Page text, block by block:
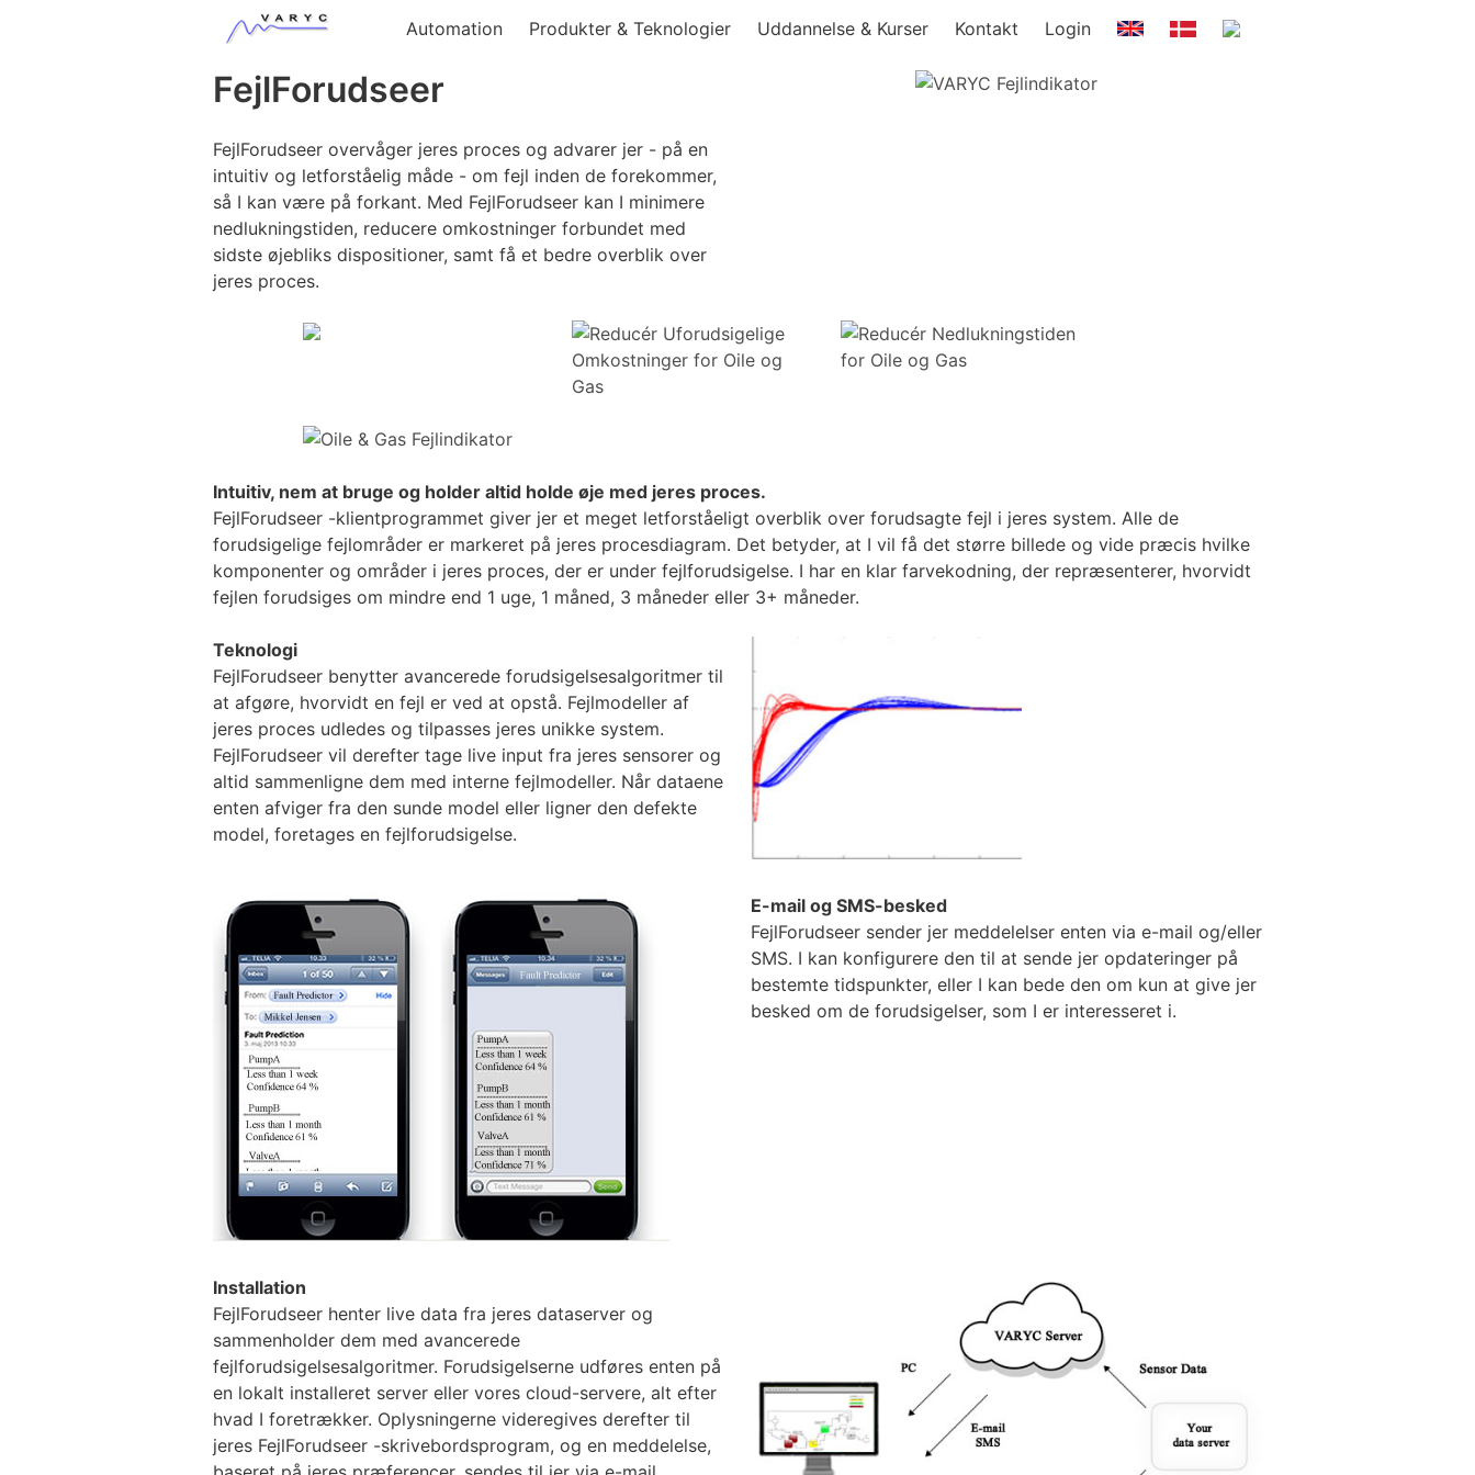
Automation Produkter & Teknologier Uddannelse & Kurser Kontakt Login
FejlForudseer
FejlForudseer overvåger jeres proces og advarer jer - på en
intuitiv og letforståelig måde - om fejl inden de forekommer,
så I kan være på forkant. Med FejlForudseer kan I minimere
nedlukningstiden, reducere omkostninger forbundet med
sidste øjebliks dispositioner, samt få et bedre overblik over
jeres proces.
Intuitiv, nem at bruge og holder altid holde øje med jeres proces.
FejlForudseer -klientprogrammet giver jer et meget letforståeligt overblik over forudsagte fejl i jeres system. Alle de
forudsigelige fejlområder er markeret på jeres procesdiagram. Det betyder, at I vil få det større billede og vide præcis hvilke
komponenter og områder i jeres proces, der er under fejlforudsigelse. I har en klar farvekodning, der repræsenterer, hvorvidt
fejlen forudsiges om mindre end 1 uge, 1 måned, 3 måneder eller 3+ måneder.
Teknologi
FejlForudseer benytter avancerede forudsigelsesalgoritmer til
at afgøre, hvorvidt en fejl er ved at opstå. Fejlmodeller af
jeres proces udledes og tilpasses jeres unikke system.
FejlForudseer vil derefter tage live input fra jeres sensorer og
altid sammenligne dem med interne fejlmodeller. Når dataene
enten afviger fra den sunde model eller ligner den defekte
model, foretages en fejlforudsigelse.
E-mail og SMS-besked
FejlForudseer sender jer meddelelser enten via e-mail og/eller
SMS. I kan konfigurere den til at sende jer opdateringer på
bestemte tidspunkter, eller I kan bede den om kun at give jer
besked om de forudsigelser, som I er interesseret i.
Installation
FejlForudseer henter live data fra jeres dataserver og
sammenholder dem med avancerede
fejlforudsigelsesalgoritmer. Forudsigelserne udføres enten på
en lokalt installeret server eller vores cloud-servere, alt efter
hvad I foretrækker. Oplysningerne videregives derefter til
jeres FejlForudseer -skrivebordsprogram, og en meddelelse,